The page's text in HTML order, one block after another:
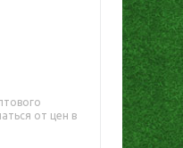
от цен в